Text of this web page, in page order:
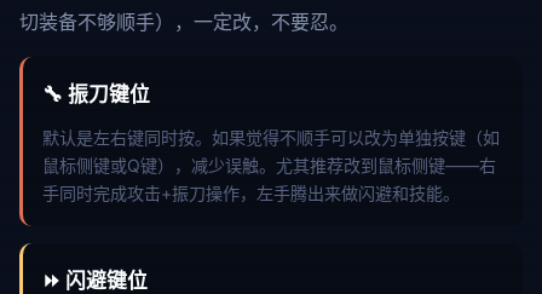
切装备不够顺手），一定改，不要忍。
🔧 振刀键位
默认是左右键同时按。如果觉得不顺手可以改为单独按键（如
鼠标侧键或Q键），减少误触。尤其推荐改到鼠标侧键——右
手同时完成攻击+振刀操作，左手腾出来做闪避和技能。
⏩ 闪避键位